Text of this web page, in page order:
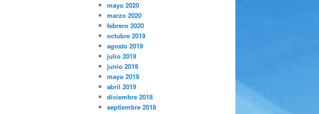
mayo 2020
marzo 2020
febrero 2020
octubre 2019
agosto 2019
julio 2019
junio 2019
mayo 2019
abril 2019
diciembre 2018
septiembre 2018